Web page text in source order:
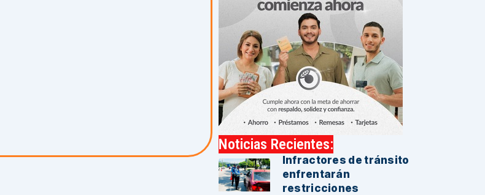
Noticias Recientes:
Infractores de tránsito
enfrentarán
restricciones